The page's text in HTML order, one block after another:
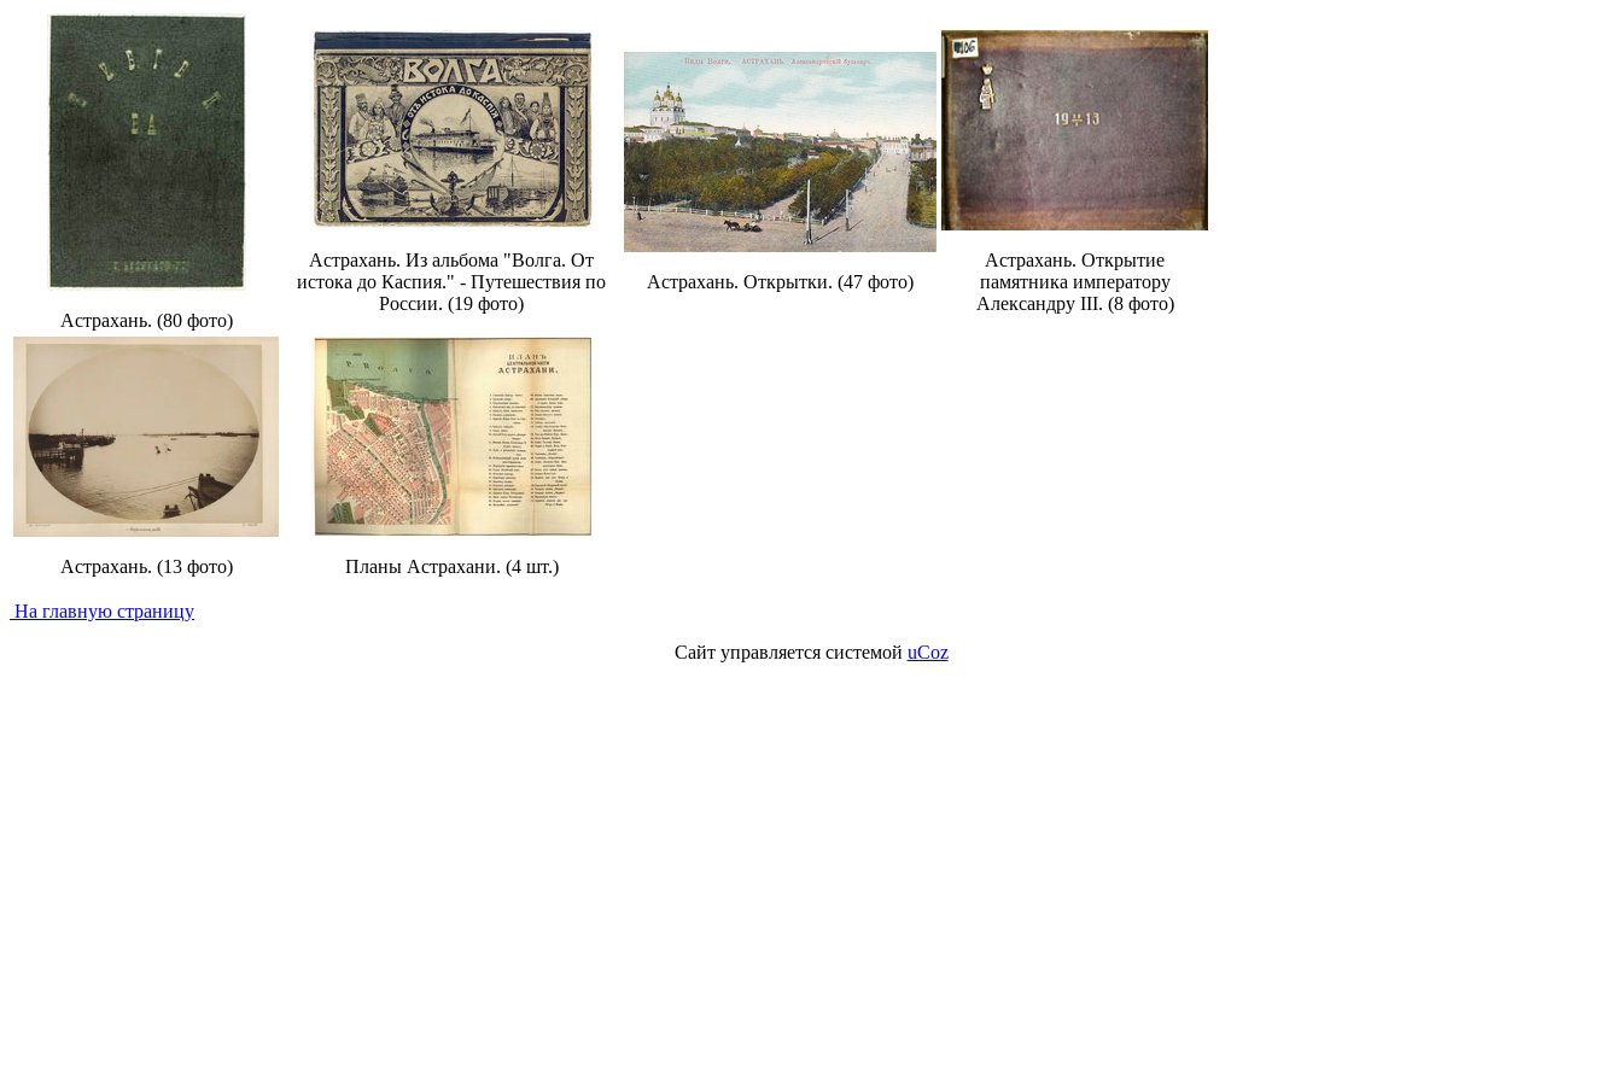
Астрахань. (80 фото)
Астрахань. Из альбома "Волга. От
истока до Каспия." - Путешествия по
России. (19 фото)
Астрахань. Открытки. (47 фото)
Астрахань. Открытие
памятника императору
Александру III. (8 фото)
Астрахань. (13 фото) Планы Астрахани. (4 шт.)
На главную страницу
Сайт управляется системой uCoz